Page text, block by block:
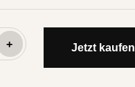
+ Jetzt kaufen